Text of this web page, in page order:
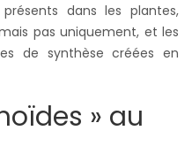
dans les plantes,
pas uniquement, et les
de synthèse créées en
» au